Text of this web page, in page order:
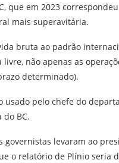
que em 2023
mais superavitária.
bruta ao padrão
não apenas as
determinado).
pelo chefe do
BC.
levaram ao
o relatório de Plínio seria